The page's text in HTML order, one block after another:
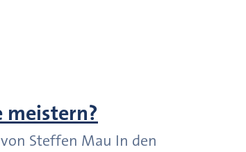
meistern?
Steffen Mau In den